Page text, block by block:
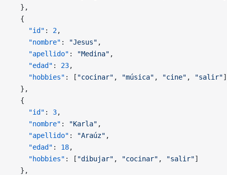
  },
  {
    "id"
: 2,
    "nombre"
: "Jesus" ,
    "apellido"
: "Medina" ,
    "edad"
: 23,
    "hobbies"
: [ "cocinar" , "música" , "cine" , "salir"]
  },
  {
    "id"
: 3,
    "nombre"
: "Karla" ,
    "apellido"
: "Araúz" ,
    "edad"
: 18,
    "hobbies"
: [ "dibujar" , "cocinar" , "salir"]
  },